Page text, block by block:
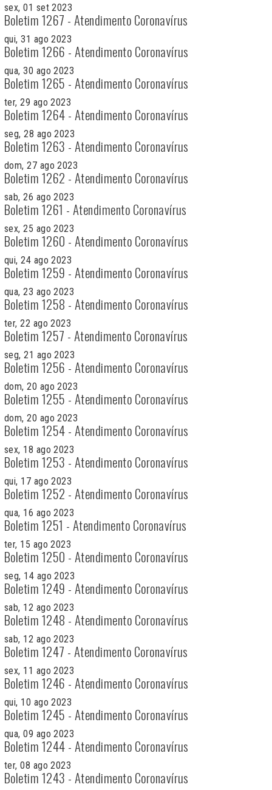
sex, 01 set 2023
Boletim 1267 - Atendimento Coronavírus
qui, 31 ago 2023
Boletim 1266 - Atendimento Coronavírus
qua, 30 ago 2023
Boletim 1265 - Atendimento Coronavírus
ter, 29 ago 2023
Boletim 1264 - Atendimento Coronavírus
seg, 28 ago 2023
Boletim 1263 - Atendimento Coronavírus
dom, 27 ago 2023
Boletim 1262 - Atendimento Coronavírus
sab, 26 ago 2023
Boletim 1261 - Atendimento Coronavírus
sex, 25 ago 2023
Boletim 1260 - Atendimento Coronavírus
qui, 24 ago 2023
Boletim 1259 - Atendimento Coronavírus
qua, 23 ago 2023
Boletim 1258 - Atendimento Coronavírus
ter, 22 ago 2023
Boletim 1257 - Atendimento Coronavírus
seg, 21 ago 2023
Boletim 1256 - Atendimento Coronavírus
dom, 20 ago 2023
Boletim 1255 - Atendimento Coronavírus
dom, 20 ago 2023
Boletim 1254 - Atendimento Coronavírus
sex, 18 ago 2023
Boletim 1253 - Atendimento Coronavírus
qui, 17 ago 2023
Boletim 1252 - Atendimento Coronavírus
qua, 16 ago 2023
Boletim 1251 - Atendimento Coronavírus
ter, 15 ago 2023
Boletim 1250 - Atendimento Coronavírus
seg, 14 ago 2023
Boletim 1249 - Atendimento Coronavírus
sab, 12 ago 2023
Boletim 1248 - Atendimento Coronavírus
sab, 12 ago 2023
Boletim 1247 - Atendimento Coronavírus
sex, 11 ago 2023
Boletim 1246 - Atendimento Coronavírus
qui, 10 ago 2023
Boletim 1245 - Atendimento Coronavírus
qua, 09 ago 2023
Boletim 1244 - Atendimento Coronavírus
ter, 08 ago 2023
Boletim 1243 - Atendimento Coronavírus